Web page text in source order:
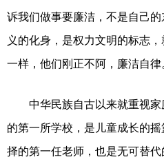
诉我们做事要廉洁，不是自己
义的化身，是权力文明的标志
一样，他们刚正不阿，廉洁自律
中华民族自古以来就重视家
的第一所学校，是儿童成长的
择的第一任老师，也是无可替